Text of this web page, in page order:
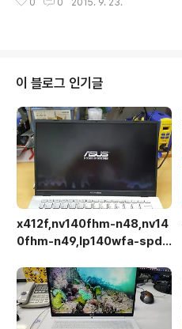
이 블로그 인기글
x412f,nv140fhm-n48,nv14
0fhm-n49,lp140wfa-spd1,